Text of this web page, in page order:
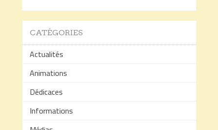
CATÉGORIES
Actualités
Animations
Dédicaces
Informations